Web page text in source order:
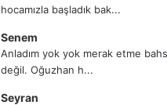
hocamızla başladık bak...
Senem
Anladım yok yok merak etme
değil. Oğuzhan h...
Seyran